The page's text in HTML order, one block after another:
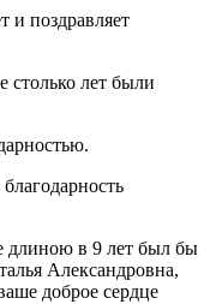
и поздравляет
столько лет были
длиною в 9 лет был бы
Александровна,
доброе сердце